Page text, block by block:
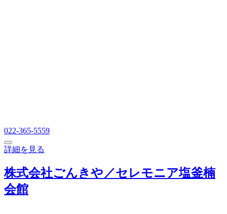
022-365-5559
詳細を見る
株式会社ごんきや／セレモニア塩釜楠
会館